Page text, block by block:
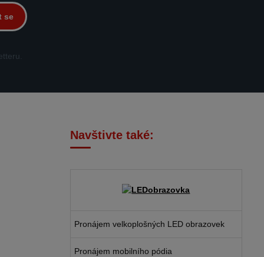
se
Navštivte také:
Pronájem velkoplošných LED obrazovek
Pronájem mobilního pódia